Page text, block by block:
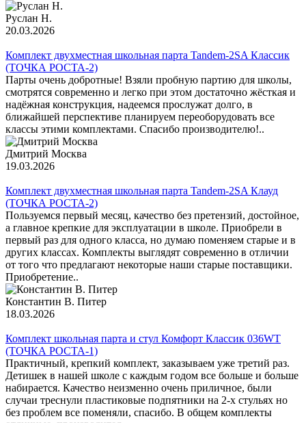
Руслан Н.
20.03.2026
Комплект двухместная школьная парта Tandem-2SA Классик
(ТОЧКА РОСТА-2)
Парты очень добротные! Взяли пробную партию для школы,
смотрятся современно и легко при этом достаточно жёсткая и
надёжная конструкция, надеемся прослужат долго, в
ближайшей перспективе планируем переоборудовать все
классы этими комплектами. Спасибо производителю!..
Дмитрий Москва
19.03.2026
Комплект двухместная школьная парта Tandem-2SA Клауд
(ТОЧКА РОСТА-2)
Пользуемся первый месяц, качество без претензий, достойное,
а главное крепкие для эксплуатации в школе. Приобрели в
первый раз для одного класса, но думаю поменяем старые и в
других классах. Комплекты выглядят современно в отличии
от того что предлагают некоторые наши старые поставщики.
Приобретение..
Константин В. Питер
18.03.2026
Комплект школьная парта и стул Комфорт Классик 036WT
(ТОЧКА РОСТА-1)
Практичный, крепкий комплект, заказываем уже третий раз.
Детишек в нашей школе с каждым годом все больше и больше
набирается. Качество неизменно очень приличное, были
случаи треснули пластиковые подпятники на 2-х стульях но
без проблем все поменяли, спасибо. В общем комплекты